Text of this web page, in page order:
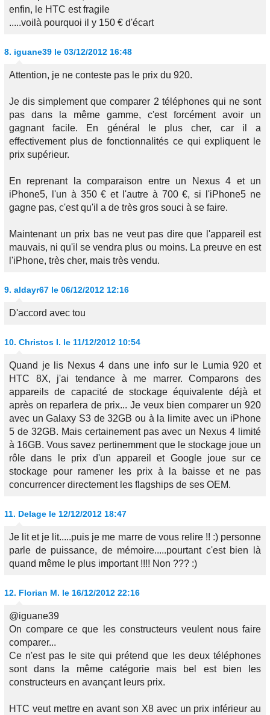
enfin, le HTC est fragile
.....voilà pourquoi il y 150 € d'écart
8. iguane39 le 03/12/2012 16:48
Attention, je ne conteste pas le prix du 920.
Je dis simplement que comparer 2 téléphones qui ne sont
pas dans la même gamme, c'est forcément avoir un
gagnant facile. En général le plus cher, car il a
effectivement plus de fonctionnalités ce qui expliquent le
prix supérieur.
En reprenant la comparaison entre un Nexus 4 et un
iPhone5, l'un à 350 € et l'autre à 700 €, si l'iPhone5 ne
gagne pas, c'est qu'il a de très gros souci à se faire.
Maintenant un prix bas ne veut pas dire que l'appareil est
mauvais, ni qu'il se vendra plus ou moins. La preuve en est
l'iPhone, très cher, mais très vendu.
9. aldayr67 le 06/12/2012 12:16
D'accord avec tou
10. Christos I. le 11/12/2012 10:54
Quand je lis Nexus 4 dans une info sur le Lumia 920 et
HTC 8X, j'ai tendance à me marrer. Comparons des
appareils de capacité de stockage équivalente déjà et
après on reparlera de prix... Je veux bien comparer un 920
avec un Galaxy S3 de 32GB ou à la limite avec un iPhone
5 de 32GB. Mais certainement pas avec un Nexus 4 limité
à 16GB. Vous savez pertinemment que le stockage joue un
rôle dans le prix d'un appareil et Google joue sur ce
stockage pour ramener les prix à la baisse et ne pas
concurrencer directement les flagships de ses OEM.
11. Delage le 12/12/2012 18:47
Je lit et je lit.....puis je me marre de vous relire !! :) personne
parle de puissance, de mémoire.....pourtant c'est bien là
quand même le plus important !!!! Non ??? :)
12. Florian M. le 16/12/2012 22:16
@iguane39
On compare ce que les constructeurs veulent nous faire
comparer...
Ce n'est pas le site qui prétend que les deux téléphones
sont dans la même catégorie mais bel est bien les
constructeurs en avançant leurs prix.
HTC veut mettre en avant son X8 avec un prix inférieur au